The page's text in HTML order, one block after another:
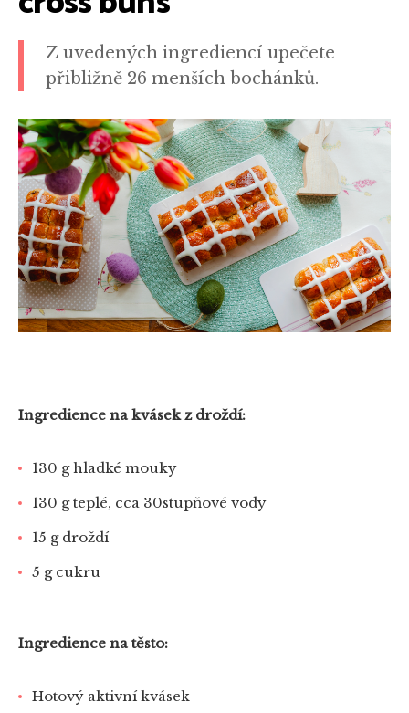
Z uvedených ingrediencí upečete
přibližně 26 menších bochánků.
Ingredience na kvásek z droždí:
130 g hladké mouky
130 g teplé, cca 30stupňové vody
15 g droždí
5 g cukru
Ingredience na těsto:
Hotový aktivní kvásek